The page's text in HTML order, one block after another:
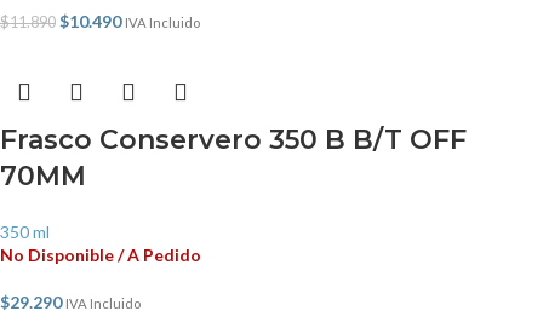
$11.890 $10.490 IVA Incluido
Frasco Conservero 350 B B/T OFF
70MM
350 ml
No Disponible / A Pedido
$29.290 IVA Incluido